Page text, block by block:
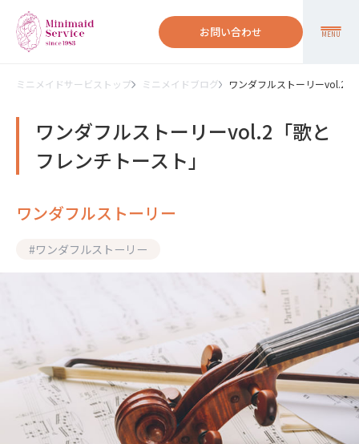
お問い合わせ MENU
ミニメイドサービストップ ミニメイドブログ ワンダフルストーリーvol.2
ワンダフルストーリーvol.2「歌と
フレンチトースト」
ワンダフルストーリー
#ワンダフルストーリー